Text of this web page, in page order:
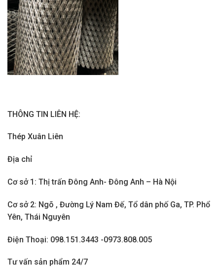
THÔNG TIN LIÊN HỆ:
Thép Xuân Liên
Địa chỉ
Cơ sở 1: Thị trấn Đông Anh- Đông Anh – Hà Nội
Cơ sở 2: Ngõ , Đường Lý Nam Đế, Tổ dân phố Ga, TP. Phổ
Yên, Thái Nguyên
Điện Thoại: 098.151.3443 -0973.808.005
Tư vấn sản phẩm 24/7